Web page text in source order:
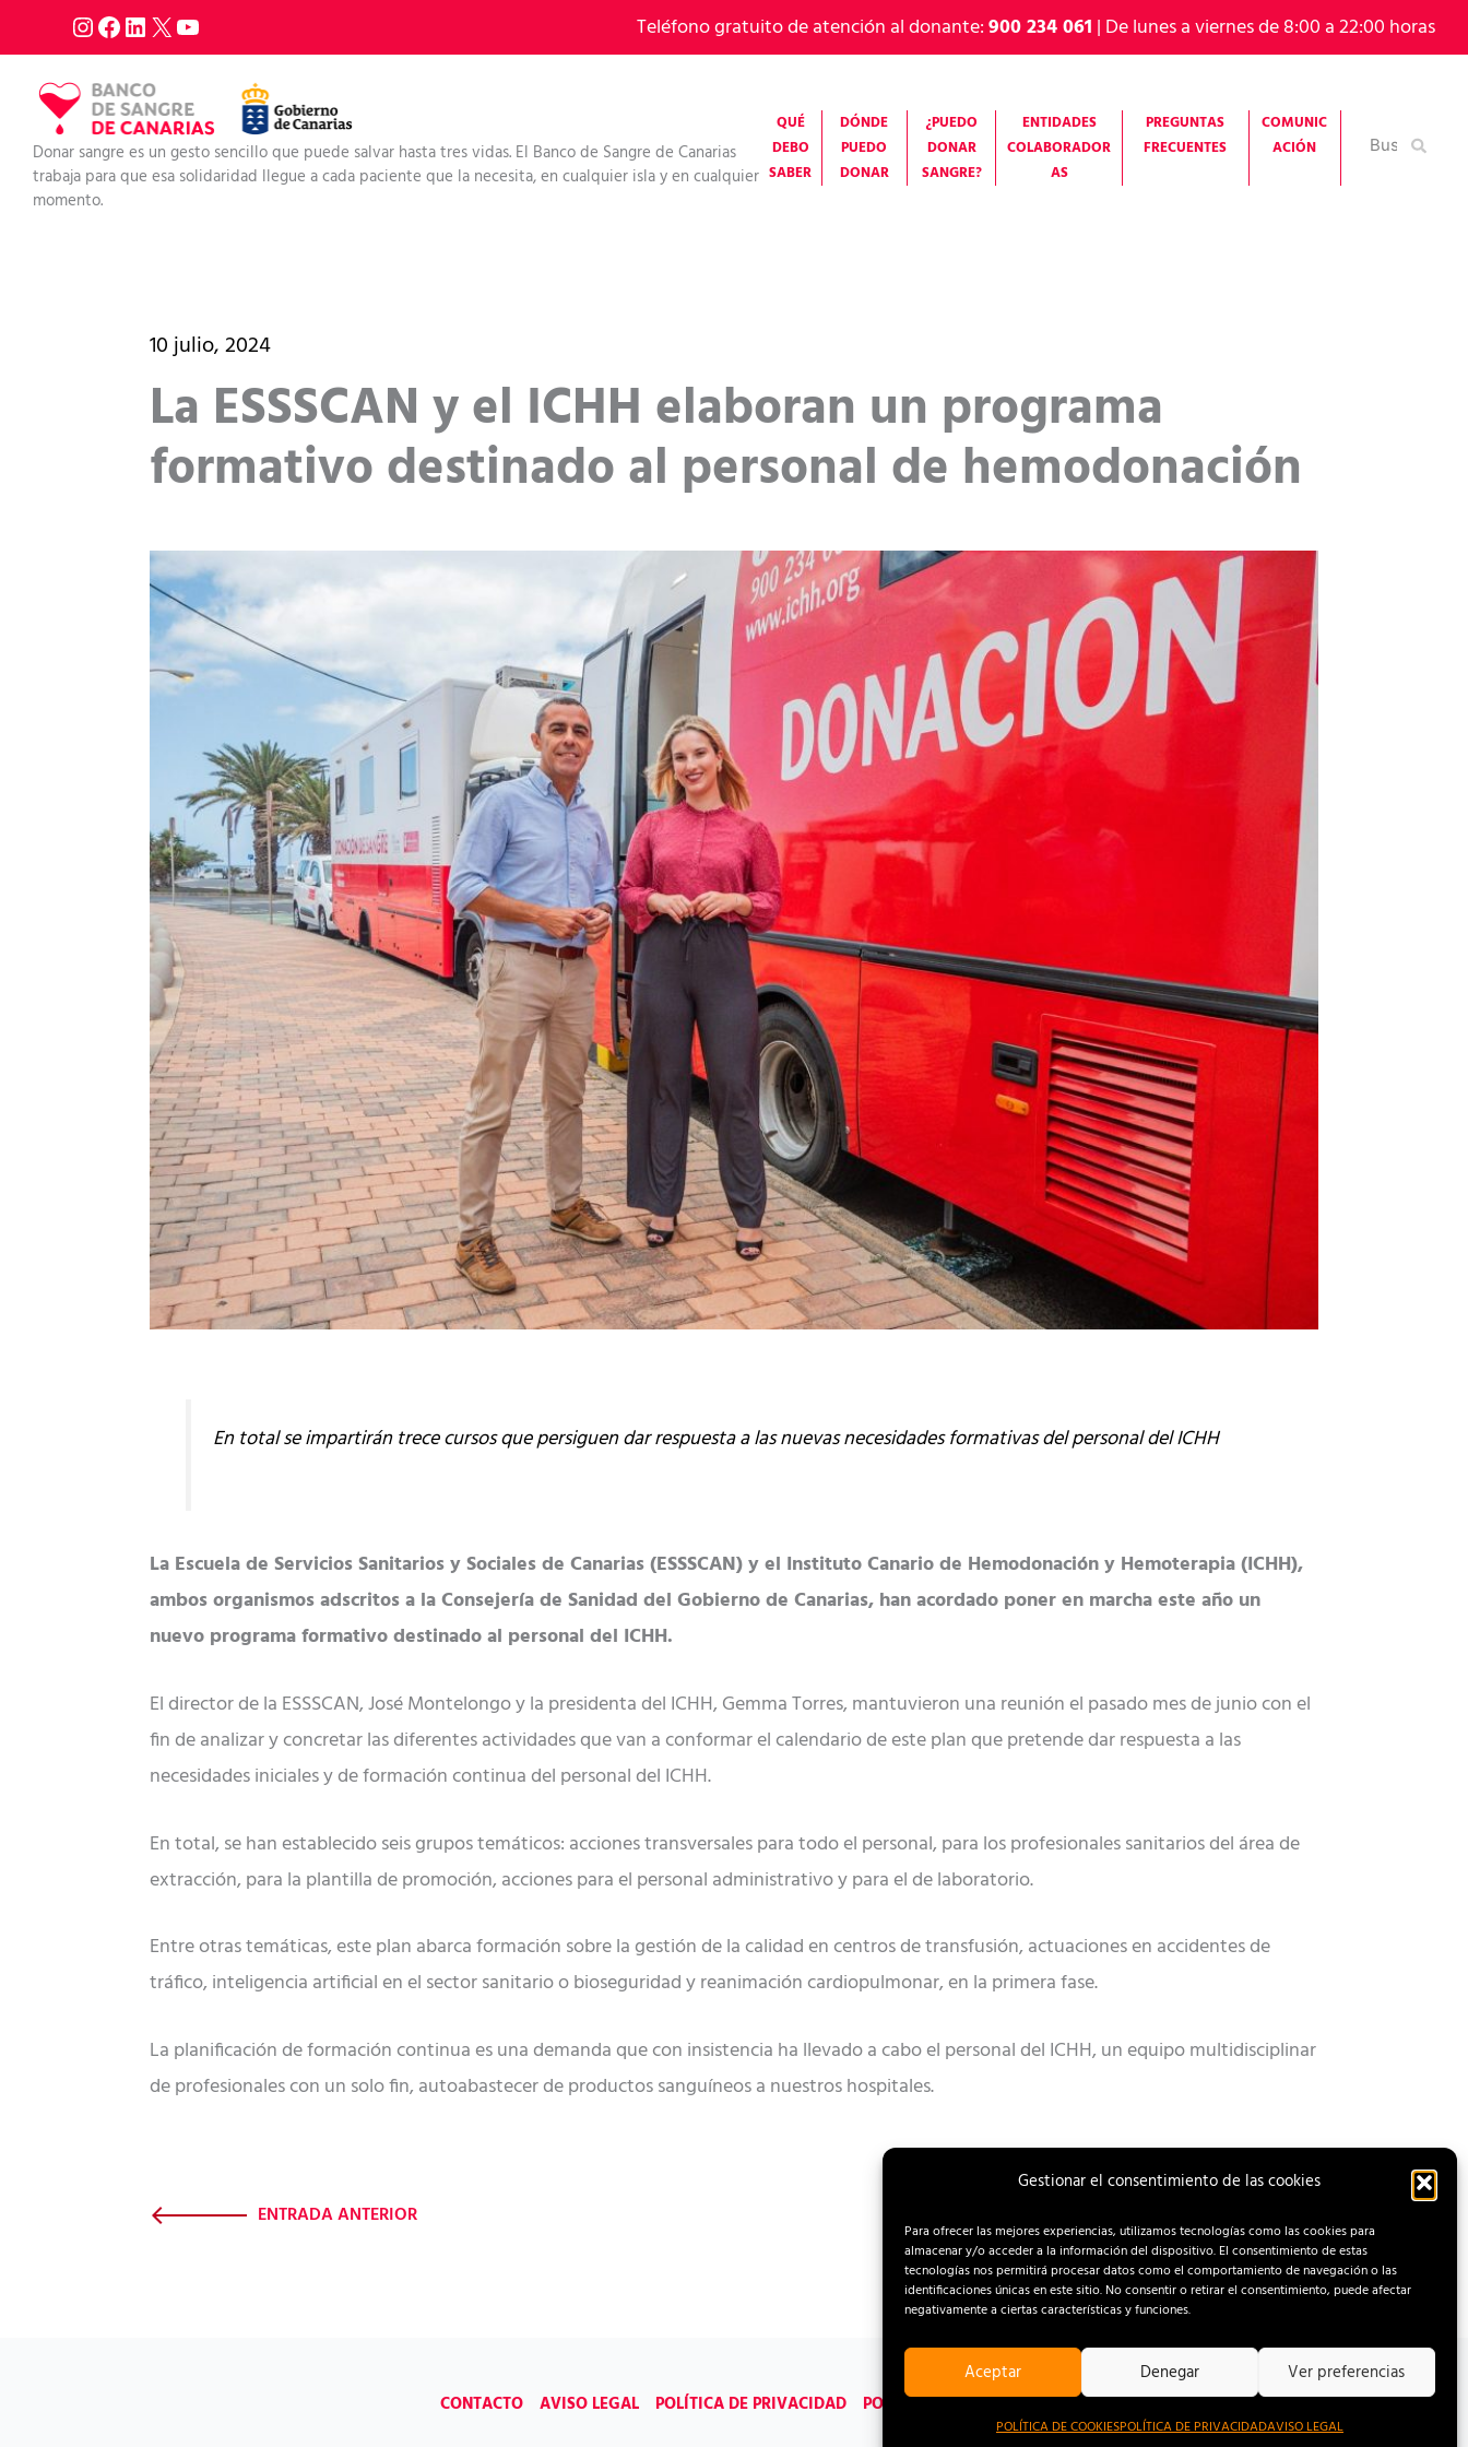
Gestionar el consentimiento de las cookies
Para ofrecer las mejores experiencias, utilizamos tecnologías como las cookies para
almacenar y/o acceder a la información del dispositivo. El consentimiento de estas
tecnologías nos permitirá procesar datos como el comportamiento de navegación o las
identificaciones únicas en este sitio. No consentir o retirar el consentimiento, puede afectar
negativamente a ciertas características y funciones.
Aceptar Denegar Ver preferencias
POLÍTICA DE COOKIESPOLÍTICA DE PRIVACIDADAVISO LEGAL
al
contenido
Teléfono gratuito de atención al donante:900 234 061 | De lunes a viernes de 8:00 a 22:00 horas
Donar sangre es un gesto sencillo que puede salvar hasta tres vidas. El Banco de Sangre de Canarias
trabaja para que esa solidaridad llegue a cada paciente que la necesita, en cualquier isla y en cualquier
momento.
QUÉ
DEBO
SABER
DÓNDE
PUEDO
DONAR
¿PUEDO
DONAR
SANGRE?
ENTIDADES
COLABORADOR
AS
PREGUNTAS
FRECUENTES
COMUNIC
ACIÓN
Buscar
10 julio, 2024
La ESSSCAN y el ICHH elaboran un programa
formativo destinado al personal de hemodonación
En total se impartirán trece cursos que persiguen dar respuesta a las nuevas necesidades formativas del personal del ICHH
La Escuela de Servicios Sanitarios y Sociales de Canarias (ESSSCAN) y el Instituto Canario de Hemodonación y Hemoterapia (ICHH),
ambos organismos adscritos a la Consejería de Sanidad del Gobierno de Canarias, han acordado poner en marcha este año un
nuevo programa formativo destinado al personal del ICHH.
El director de la ESSSCAN, José Montelongo y la presidenta del ICHH, Gemma Torres, mantuvieron una reunión el pasado mes de junio con el
fin de analizar y concretar las diferentes actividades que van a conformar el calendario de este plan que pretende dar respuesta a las
necesidades iniciales y de formación continua del personal del ICHH.
En total, se han establecido seis grupos temáticos: acciones transversales para todo el personal, para los profesionales sanitarios del área de
extracción, para la plantilla de promoción, acciones para el personal administrativo y para el de laboratorio.
Entre otras temáticas, este plan abarca formación sobre la gestión de la calidad en centros de transfusión, actuaciones en accidentes de
tráfico, inteligencia artificial en el sector sanitario o bioseguridad y reanimación cardiopulmonar, en la primera fase.
La planificación de formación continua es una demanda que con insistencia ha llevado a cabo el personal del ICHH, un equipo multidisciplinar
de profesionales con un solo fin, autoabastecer de productos sanguíneos a nuestros hospitales.
ENTRADA ANTERIOR
CONTACTO AVISO LEGAL POLÍTICA DE PRIVACIDAD POLÍTICA DE COOKIES